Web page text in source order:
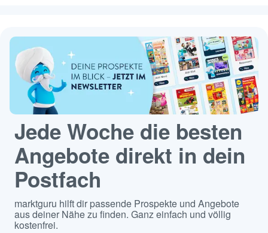
Jede Woche die besten
Angebote direkt in dein
Postfach
marktguru hilft dir passende Prospekte und Angebote
aus deiner Nähe zu finden. Ganz einfach und völlig
kostenfrei.